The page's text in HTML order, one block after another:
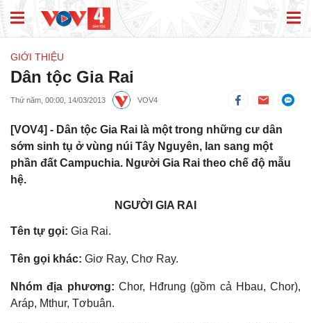
GIỚI THIỆU
Dân tộc Gia Rai
Thứ năm, 00:00, 14/03/2013 VOV4
[VOV4] - Dân tộc Gia Rai là một trong những cư dân
sớm sinh tụ ở vùng núi Tây Nguyên, lan sang một
phần đất Campuchia. Người Gia Rai theo chế độ mẫu
hệ.
NGƯỜI GIA RAI
Tên tự gọi: Gia Rai.
Tên gọi khác: Giơ Ray, Chơ Ray.
Nhóm địa phương: Chor, Hđrung (gồm cả Hbau, Chor),
Aráp, Mthur, Tơbuân.